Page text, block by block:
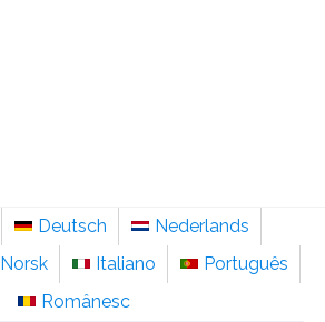
Deutsch
Nederlands
Norsk Italiano
Português
Românesc